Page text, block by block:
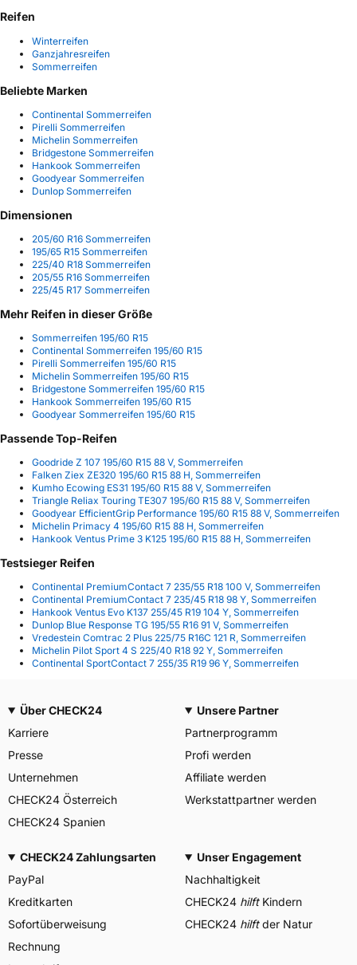
Reifen
Winterreifen
Ganzjahresreifen
Sommerreifen
Beliebte Marken
Continental Sommerreifen
Pirelli Sommerreifen
Michelin Sommerreifen
Bridgestone Sommerreifen
Hankook Sommerreifen
Goodyear Sommerreifen
Dunlop Sommerreifen
Dimensionen
205/60 R16 Sommerreifen
195/65 R15 Sommerreifen
225/40 R18 Sommerreifen
205/55 R16 Sommerreifen
225/45 R17 Sommerreifen
Mehr Reifen in dieser Größe
Sommerreifen 195/60 R15
Continental Sommerreifen 195/60 R15
Pirelli Sommerreifen 195/60 R15
Michelin Sommerreifen 195/60 R15
Bridgestone Sommerreifen 195/60 R15
Hankook Sommerreifen 195/60 R15
Goodyear Sommerreifen 195/60 R15
Passende Top-Reifen
Goodride Z 107 195/60 R15 88 V, Sommerreifen
Falken Ziex ZE320 195/60 R15 88 H, Sommerreifen
Kumho Ecowing ES31 195/60 R15 88 V, Sommerreifen
Triangle Reliax Touring TE307 195/60 R15 88 V, Sommerreifen
Goodyear EfficientGrip Performance 195/60 R15 88 V, Sommerreifen
Michelin Primacy 4 195/60 R15 88 H, Sommerreifen
Hankook Ventus Prime 3 K125 195/60 R15 88 H, Sommerreifen
Testsieger Reifen
Continental PremiumContact 7 235/55 R18 100 V, Sommerreifen
Continental PremiumContact 7 235/45 R18 98 Y, Sommerreifen
Hankook Ventus Evo K137 255/45 R19 104 Y, Sommerreifen
Dunlop Blue Response TG 195/55 R16 91 V, Sommerreifen
Vredestein Comtrac 2 Plus 225/75 R16C 121 R, Sommerreifen
Michelin Pilot Sport 4 S 225/40 R18 92 Y, Sommerreifen
Continental SportContact 7 255/35 R19 96 Y, Sommerreifen
Über CHECK24
Karriere
Presse
Unternehmen
CHECK24 Österreich
CHECK24 Spanien
Unsere Partner
Partnerprogramm
Profi werden
Affiliate werden
Werkstattpartner werden
CHECK24 Zahlungsarten
PayPal
Kreditkarten
Sofortüberweisung
Rechnung
Unser Engagement
Nachhaltigkeit
CHECK24 hilftKindern
CHECK24 hilftder Natur